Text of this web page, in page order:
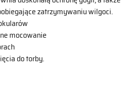
zatrzymywaniu wilgoci.
mocowanie
do torby.